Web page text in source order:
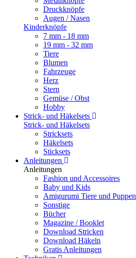
Druckknöpfe
Augen / Nasen
Kinderknöpfe
7 mm - 18 mm
19 mm - 32 mm
Tiere
Blumen
Fahrzeuge
Herz
Stern
Gemüse / Obst
Hobby
Strick- und Häkelsets
Strick- und Häkelsets
Stricksets
Häkelsets
Sticksets
Anleitungen
Anleitungen
Fashion und Accessoires
Baby und Kids
Amigurumi Tiere und Puppen
Sonstige
Bücher
Magazine / Booklet
Download Stricken
Download Häkeln
Gratis Anleitungen